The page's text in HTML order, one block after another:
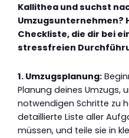
Kallithea und suchst
Umzugsunternehmen?
Checkliste, die dir bei
stressfreien
1. Umzugsplanung:
Planung deines Umzugs,
notwendigen Schritte zu
detaillierte Liste aller
müssen, und teile sie in